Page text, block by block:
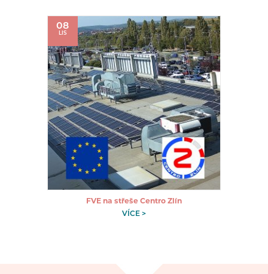
08
LIS
FVE na střeše Centro Zlín
VÍCE >